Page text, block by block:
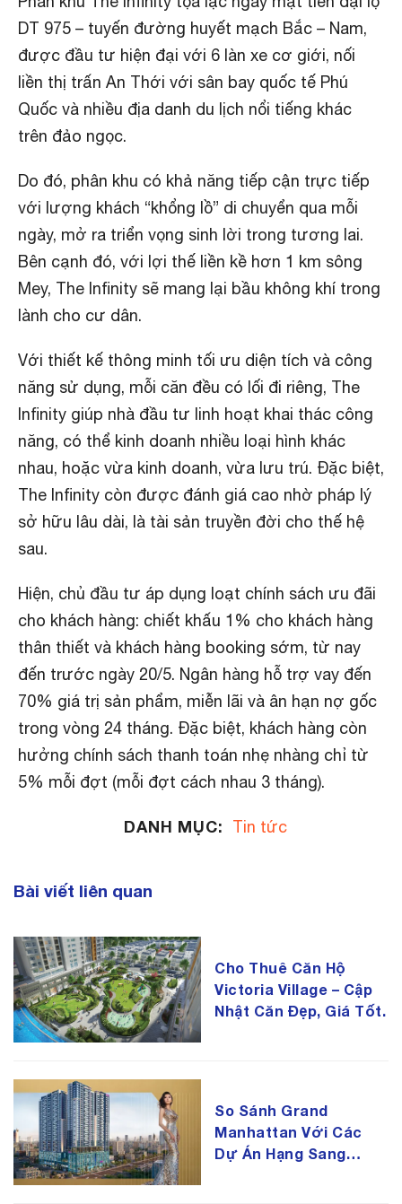
DT 975 – tuyến đường huyết mạch Bắc – Nam,
được đầu tư hiện đại với 6 làn xe cơ giới, nối
liền thị trấn An Thới với sân bay quốc tế Phú
Quốc và nhiều địa danh du lịch nổi tiếng khác
trên đảo ngọc.
Do đó, phân khu có khả năng tiếp cận trực tiếp
với lượng khách “khổng lồ” di chuyển qua mỗi
ngày, mở ra triển vọng sinh lời trong tương lai.
Bên cạnh đó, với lợi thế liền kề hơn 1 km sông
Mey, The Infinity sẽ mang lại bầu không khí trong
lành cho cư dân.
Với thiết kế thông minh tối ưu diện tích và công
năng sử dụng, mỗi căn đều có lối đi riêng, The
Infinity giúp nhà đầu tư linh hoạt khai thác công
năng, có thể kinh doanh nhiều loại hình khác
nhau, hoặc vừa kinh doanh, vừa lưu trú. Đặc biệt,
The Infinity còn được đánh giá cao nhờ pháp lý
sở hữu lâu dài, là tài sản truyền đời cho thế hệ
sau.
Hiện, chủ đầu tư áp dụng loạt chính sách ưu đãi
cho khách hàng: chiết khấu 1% cho khách hàng
thân thiết và khách hàng booking sớm, từ nay
đến trước ngày 20/5. Ngân hàng hỗ trợ vay đến
70% giá trị sản phẩm, miễn lãi và ân hạn nợ gốc
trong vòng 24 tháng. Đặc biệt, khách hàng còn
hưởng chính sách thanh toán nhẹ nhàng chỉ từ
5% mỗi đợt (mỗi đợt cách nhau 3 tháng).
DANH MỤC: Tin tức
Bài viết liên quan
Cho Thuê Căn Hộ
Victoria Village – Cập
Nhật Căn Đẹp, Giá Tốt.
So Sánh Grand
Manhattan Với Các
Dự Án Hạng Sang